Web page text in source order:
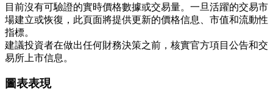
USDT永續
多種以USDT結算的永續合約
目前沒有可驗證的實時價格數據或交易量。一旦活躍的交易市
場建立或恢復，此頁面將提供更新的價格信息、市值和流動性
指標。
建議投資者在做出任何財務決策之前，核實官方項目公告和交
易所上市信息。
圖表表現